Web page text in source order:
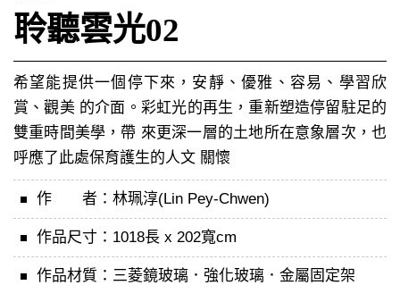
聆聽雲光02
希望能提供一個停下來，安靜、優雅、容易、學習欣
賞、觀美 的介面。彩虹光的再生，重新塑造停留駐足的
雙重時間美學，帶 來更深一層的土地所在意象層次，也
呼應了此處保育護生的人文 關懷
作 者： 林珮淳(Lin Pey-Chwen)
作品尺寸： 1018長 x 202寬cm
作品材質： 三菱鏡玻璃．強化玻璃．金屬固定架